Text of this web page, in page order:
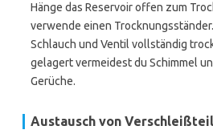
Hänge das Reservoir offen zum
verwende einen
Schlauch und Ventil vollständig
gelagert vermeidest du Schimmel
Gerüche.
Austausch von